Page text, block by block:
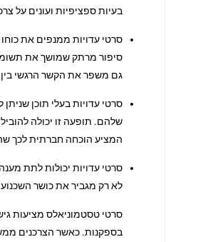
בעיות ספציפיות ועונים על
סרטי עדויות ממנפים את
סיפור מרתק שמושך את
גם משפר את הקשר הרגשי בין
סרטי עדויות בעלי תוכן
שלהם. תופעה זו יכולה
המציע הוכחה חברתית לכך
סרטי עדויות יכולות לתת
לא רק מגביר את כושר
סרטיטסטמוניאלס מציעות
בספקנות. כאשר הצרכנים